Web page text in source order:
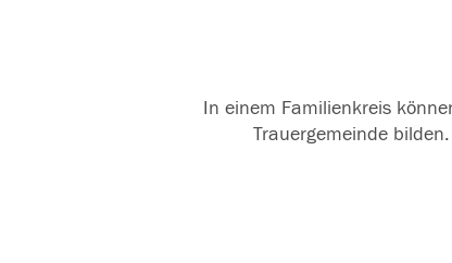
In einem Familienkreis
Trauergemeinde